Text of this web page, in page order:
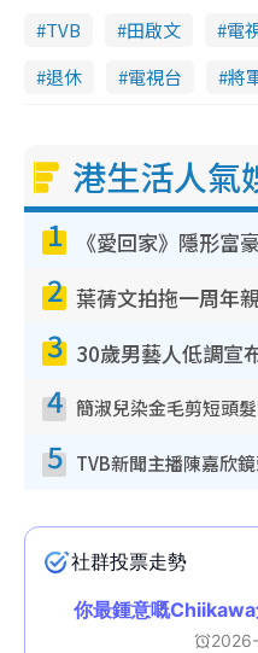
TVB 田啟文 電
退休
電視台 將
港生活人氣
1
2
3
4
5